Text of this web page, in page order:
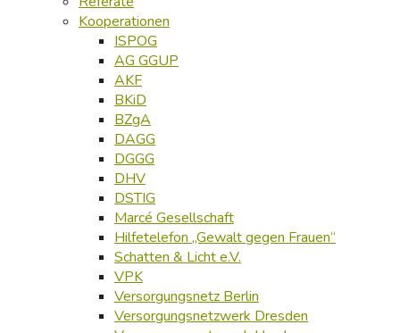
Kooperationen
ISPOG
AG GGUP
AKF
BKiD
BZgA
DAGG
DGGG
DHV
DSTIG
Marcé Gesellschaft
Hilfetelefon „Gewalt gegen Frauen“
Schatten & Licht e.V.
VPK
Versorgungsnetz Berlin
Versorgungsnetzwerk Dresden